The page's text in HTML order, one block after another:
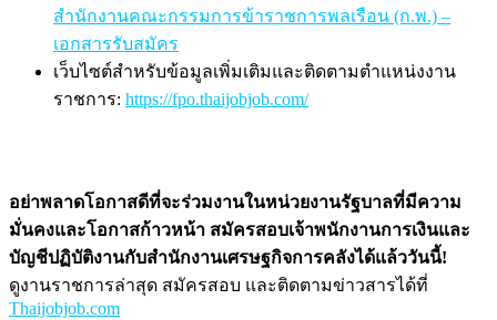
สำนักงานคณะกรรมการข้าราชการพลเรือน (ก.พ.) –
เอกสารรับสมัคร
เว็บไซต์สำหรับข้อมูลเพิ่มเติมและติดตามตำแหน่งงาน
ราชการ: https://fpo.thaijobjob.com/
อย่าพลาดโอกาสดีที่จะร่วมงานในหน่วยงานรัฐบาลที่มีความ
มั่นคงและโอกาสก้าวหน้า สมัครสอบเจ้าพนักงานการเงินและ
บัญชีปฏิบัติงานกับสำนักงานเศรษฐกิจการคลังได้แล้ววันนี้!
ดูงานราชการล่าสุด สมัครสอบ และติดตามข่าวสารได้ที่
Thaijobjob.com